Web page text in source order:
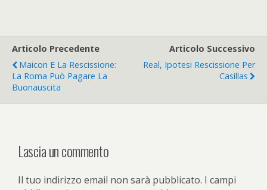
Articolo Precedente
Maicon E La Rescissione:
La Roma Può Pagare La
Buonauscita
Articolo Successivo
Real, Ipotesi Rescissione Per
Casillas
Lascia un commento
Il tuo indirizzo email non sarà pubblicato. I campi